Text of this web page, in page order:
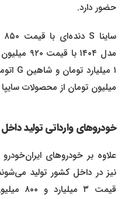
حضور دارد.
میلیون تومان از محصولات سایپا
خودروهای وارداتی تولید داخل
علاوه بر خودروهای ایران‌خودرو
قیمت ۳